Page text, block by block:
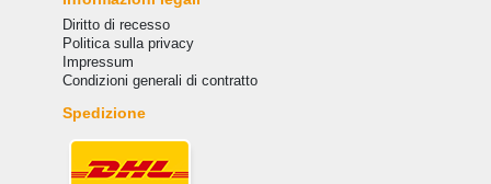
Diritto di recesso
Politica sulla privacy
Impressum
Condizioni generali di contratto
Spedizione